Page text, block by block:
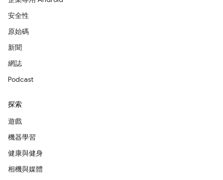
安全性
原始碼
新聞
網誌
Podcast
探索
遊戲
機器學習
健康與健身
相機與媒體